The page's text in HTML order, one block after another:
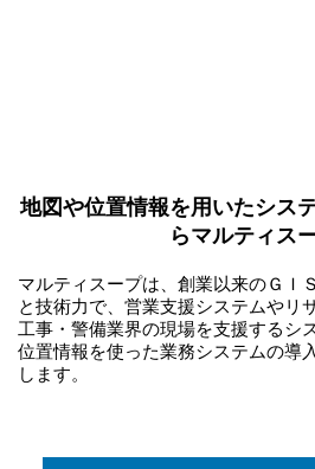
地図や位置情報を用いたシス
らマルティス
マルティスープは、創業以来のＧＩ
と技術力で、営業支援システムやリ
工事・警備業界の現場を支援するシ
位置情報を使った業務システムの導
します。